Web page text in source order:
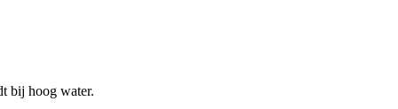
bij hoog water.